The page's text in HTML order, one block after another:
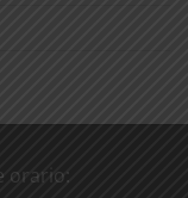
orario: